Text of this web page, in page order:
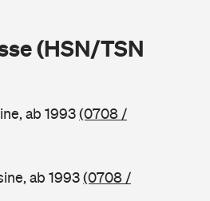
(HSN/TSN
ab 1993(0708 /
ab 1993(0708 /